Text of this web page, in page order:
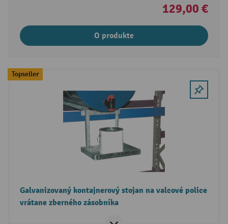
129,00 €
O produkte
Topseller
Galvanizovaný kontajnerový stojan na valcové police
vrátane zberného zásobníka